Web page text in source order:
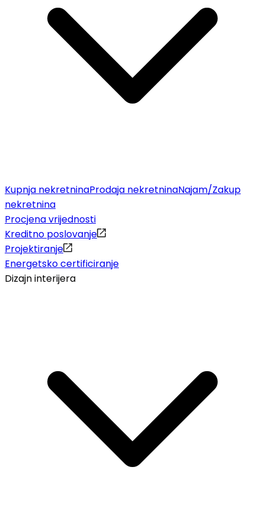
Kupnja nekretninaProdaja nekretninaNajam/Zakup
nekretnina
Procjena vrijednosti
Kreditno poslovanje
Projektiranje
Energetsko certificiranje
Dizajn interijera